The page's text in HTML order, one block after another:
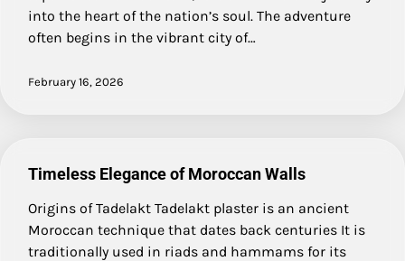
into the heart of the nation’s soul. The adventure
often begins in the vibrant city of…
February 16, 2026
Timeless Elegance of Moroccan Walls
Origins of Tadelakt Tadelakt plaster is an ancient
Moroccan technique that dates back centuries It is
traditionally used in riads and hammams for its